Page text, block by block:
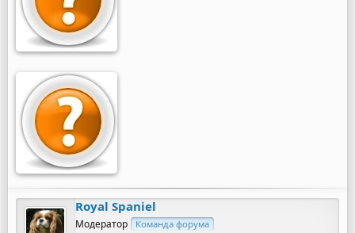
Royal Spaniel
Модератор Команда форума